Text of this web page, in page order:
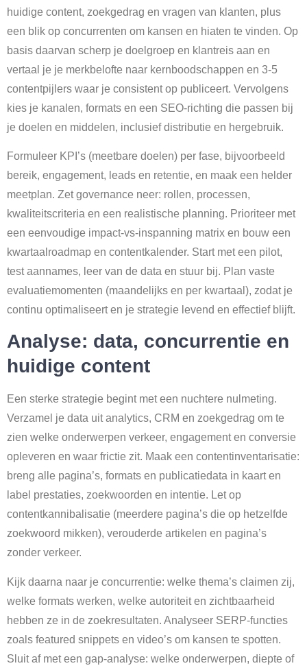
huidige content, zoekgedrag en vragen van klanten, plus
een blik op concurrenten om kansen en hiaten te vinden. Op
basis daarvan scherp je doelgroep en klantreis aan en
vertaal je je merkbelofte naar kernboodschappen en 3-5
contentpijlers waar je consistent op publiceert. Vervolgens
kies je kanalen, formats en een SEO-richting die passen bij
je doelen en middelen, inclusief distributie en hergebruik.
Formuleer KPI’s (meetbare doelen) per fase, bijvoorbeeld
bereik, engagement, leads en retentie, en maak een helder
meetplan. Zet governance neer: rollen, processen,
kwaliteitscriteria en een realistische planning. Prioriteer met
een eenvoudige impact-vs-inspanning matrix en bouw een
kwartaalroadmap en contentkalender. Start met een pilot,
test aannames, leer van de data en stuur bij. Plan vaste
evaluatiemomenten (maandelijks en per kwartaal), zodat je
continu optimaliseert en je strategie levend en effectief blijft.
Analyse: data, concurrentie en
huidige content
Een sterke strategie begint met een nuchtere nulmeting.
Verzamel je data uit analytics, CRM en zoekgedrag om te
zien welke onderwerpen verkeer, engagement en conversie
opleveren en waar frictie zit. Maak een contentinventarisatie:
breng alle pagina’s, formats en publicatiedata in kaart en
label prestaties, zoekwoorden en intentie. Let op
contentkannibalisatie (meerdere pagina’s die op hetzelfde
zoekwoord mikken), verouderde artikelen en pagina’s
zonder verkeer.
Kijk daarna naar je concurrentie: welke thema’s claimen zij,
welke formats werken, welke autoriteit en zichtbaarheid
hebben ze in de zoekresultaten. Analyseer SERP-functies
zoals featured snippets en video’s om kansen te spotten.
Sluit af met een gap-analyse: welke onderwerpen, diepte of